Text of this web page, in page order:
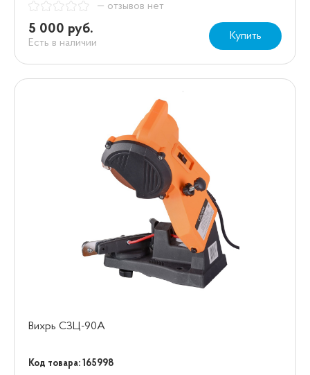
— отзывов нет
5 000 руб.
Есть в наличии
Купить
Вихрь СЗЦ-90A
Код товара: 165998